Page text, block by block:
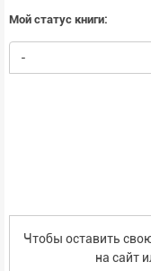
Мой статус книги:
-
Чтобы оставить
на сайт